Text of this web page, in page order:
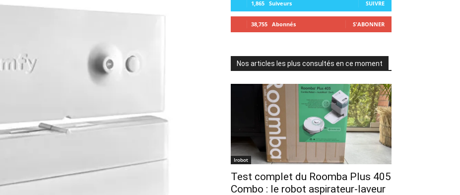
1,865 Suiveurs SUIVRE
38,755 Abonnés S'ABONNER
Nos articles les plus consultés en ce moment
Irobot
Test complet du Roomba Plus 405
Combo : le robot aspirateur-laveur